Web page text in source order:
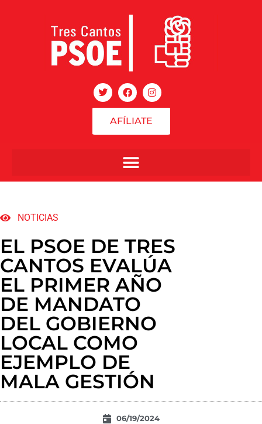
AFÍLIATE
NOTICIAS
EL PSOE DE TRES
CANTOS EVALÚA
EL PRIMER AÑO
DE MANDATO
DEL GOBIERNO
LOCAL COMO
EJEMPLO DE
MALA GESTIÓN
06/19/2024